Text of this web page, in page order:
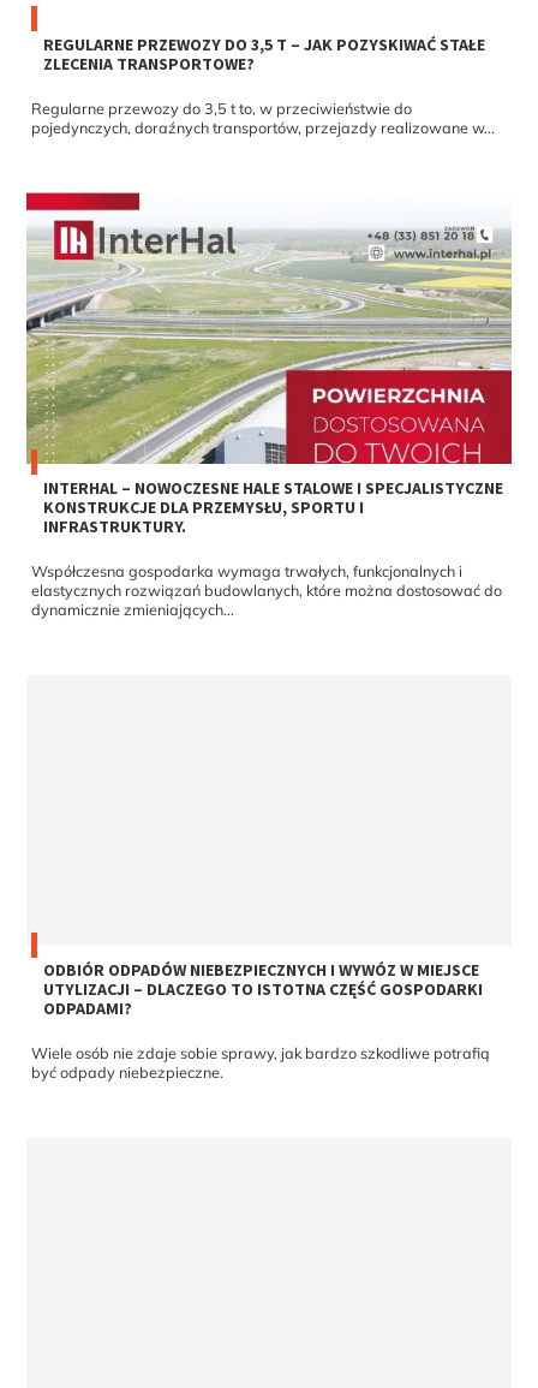
REGULARNE PRZEWOZY DO 3,5 T – JAK POZYSKIWAĆ STAŁE
ZLECENIA TRANSPORTOWE?
Regularne przewozy do 3,5 t to, w przeciwieństwie do
pojedynczych, doraźnych transportów, przejazdy realizowane w...
INTERHAL – NOWOCZESNE HALE STALOWE I SPECJALISTYCZNE
KONSTRUKCJE DLA PRZEMYSŁU, SPORTU I
INFRASTRUKTURY.
Współczesna gospodarka wymaga trwałych, funkcjonalnych i
elastycznych rozwiązań budowlanych, które można dostosować do
dynamicznie zmieniających...
ODBIÓR ODPADÓW NIEBEZPIECZNYCH I WYWÓZ W MIEJSCE
UTYLIZACJI – DLACZEGO TO ISTOTNA CZĘŚĆ GOSPODARKI
ODPADAMI?
Wiele osób nie zdaje sobie sprawy, jak bardzo szkodliwe potrafią
być odpady niebezpieczne.